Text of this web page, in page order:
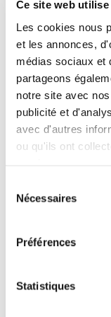
Ce site web
Les cookies nous
et les annonces,
médias sociaux et
partageons
notre site avec
publicité et
avec d'autres
ou qu'ils ont
Nécessaires
Préférences
Statistiques
Consommation
spécifique
primaire
Consommation
théorique
primaire
urbanistique la
du